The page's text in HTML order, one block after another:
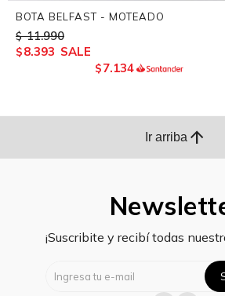
BOTA BELFAST - MOTEADO
$ 11.990
$8.393
$7.134
Ir arriba arrow_upward
¡Suscribite y recibí todas